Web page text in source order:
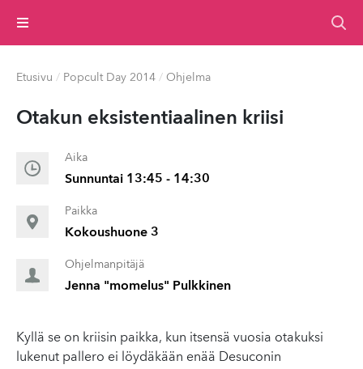
Valikko
Etusivu / Popcult Day 2014 / Ohjelma
Otakun ek­sis­ten­ti­aa­li­nen kriisi
Aika
Sunnuntai 13:45 - 14:30
Paikka
Kokoushuone 3
Ohjelmanpitäjä
Jenna "momelus" Pulkkinen
Kyllä se on kriisin paikka, kun itsensä vuosia otakuksi
lukenut pallero ei löydäkään enää Desuconin